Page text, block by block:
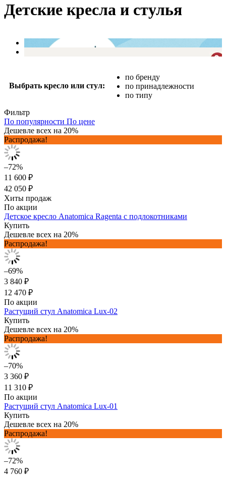
Детские кресла и стулья
Выбрать кресло или стул:
по бренду
по принадлежности
по типу
Фильтр
По популярности По цене
Дешевле всех на 20%
Распродажа!
–72%
11 600 ₽
42 050 ₽
Хиты продаж
По акции
Детское кресло Anatomica Ragenta с подлокотниками
Купить
Дешевле всех на 20%
Распродажа!
–69%
3 840 ₽
12 470 ₽
По акции
Растущий стул Anatomica Lux-02
Купить
Дешевле всех на 20%
Распродажа!
–70%
3 360 ₽
11 310 ₽
По акции
Растущий стул Anatomica Lux-01
Купить
Дешевле всех на 20%
Распродажа!
–72%
4 760 ₽